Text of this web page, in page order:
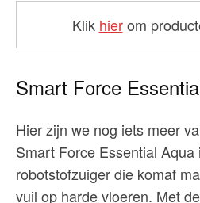
Klik hierom
Smart Force
Hier zijn we nog iets meer
Smart Force Essential
robotstofzuiger die komaf
vuil op harde vloeren. Met